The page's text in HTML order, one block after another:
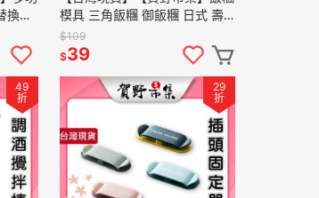
換頭
不傷
模具 三角飯糰 御飯糰 日式 壽
司 野餐 便當 露營 料理 廚房
DIY 可愛造型 壓模
$109
$39
49
折
29
折